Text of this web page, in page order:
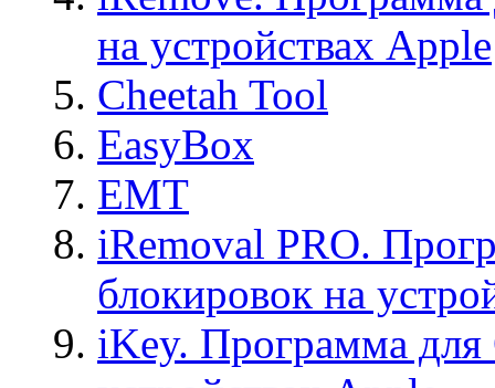
на устройствах Apple
Cheetah Tool
EasyBox
EMT
iRemoval PRO.
блокировок на
iKey. Программа для